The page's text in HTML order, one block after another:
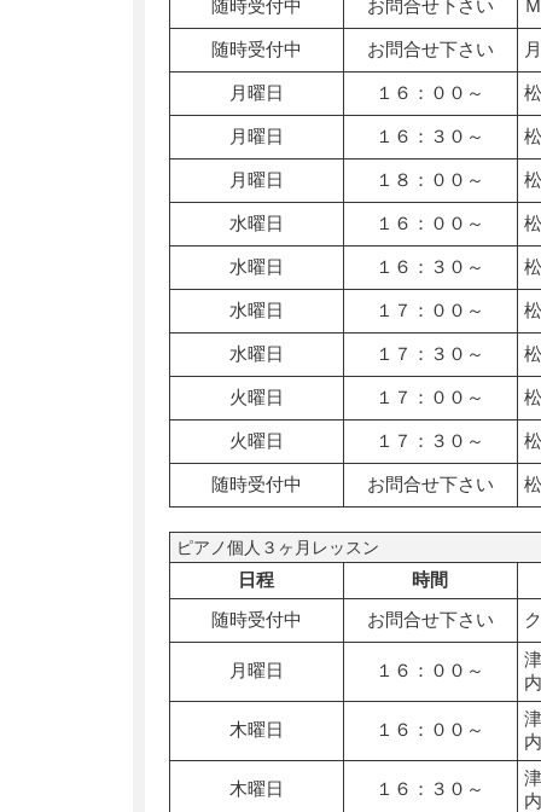
随時受付中 お問合せ下さい
随時受付中 お問合せ下さい
月曜日 １６：００～
月曜日 １６：３０～
月曜日 １８：００～
水曜日 １６：００～
水曜日 １６：３０～
水曜日 １７：００～
水曜日 １７：３０～
火曜日 １７：００～
火曜日 １７：３０～
随時受付中 お問合せ下さい
ピアノ個人３ヶ月レッスン
日程
時間
随時受付中
お問合せ下さい
月曜日 １６：００～
木曜日 １６：００～
木曜日 １６：３０～